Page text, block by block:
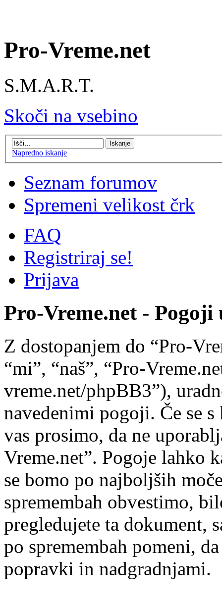
Pro-Vreme.net
S.M.A.R.T.
Skoči na vsebino
Napredno iskanje
Seznam forumov
Spremeni velikost črk
FAQ
Registriraj se!
Prijava
Pro-Vreme.net - Pogoji
Z dostopanjem do “Pro-
“mi”, “naš”, “Pro-
vreme.net/phpBB3”),
navedenimi pogoji. Če se
vas prosimo, da ne
Vreme.net”. Pogoje lahko
se bomo po najboljših
spremembah obvestimo,
pregledujete ta dokument,
po spremembah pomeni,
popravki in nadgradnjami.